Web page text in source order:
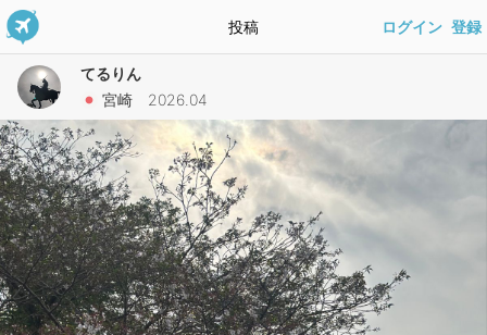
投稿 ログイン 登録
てるりん
宮崎 2026.04